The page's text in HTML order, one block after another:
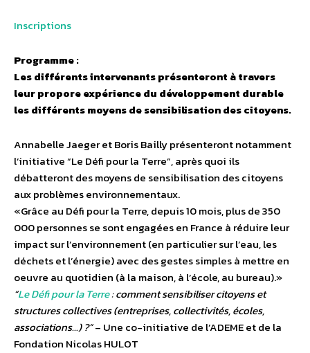
Inscriptions
Programme :
Les différents intervenants présenteront à travers
leur propore expérience du développement durable
les différents moyens de sensibilisation des citoyens.
Annabelle Jaeger et Boris Bailly présenteront notamment
l’initiative “Le Défi pour la Terre”, après quoi ils
débatteront des moyens de sensibilisation des citoyens
aux problèmes environnementaux.
«Grâce au Défi pour la Terre, depuis 10 mois, plus de 350
000 personnes se sont engagées en France à réduire leur
impact sur l’environnement (en particulier sur l’eau, les
déchets et l’énergie) avec des gestes simples à mettre en
oeuvre au quotidien (à la maison, à l’école, au bureau).»
“Le Défi pour la Terre: comment sensibiliser citoyens et
structures collectives (entreprises, collectivités, écoles,
associations…) ?”– Une co-initiative de l’ADEME et de la
Fondation Nicolas HULOT